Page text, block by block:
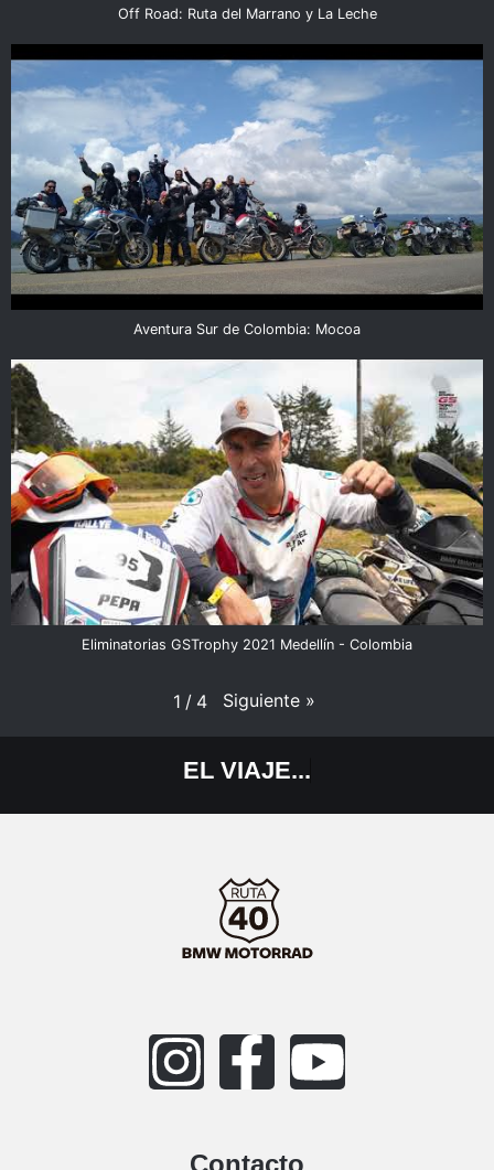
Off Road: Ruta del Marrano y La Leche
Aventura Sur de Colombia: Mocoa
Eliminatorias GSTrophy 2021 Medellín - Colombia
1 / 4 Siguiente »
EL VIAJE...